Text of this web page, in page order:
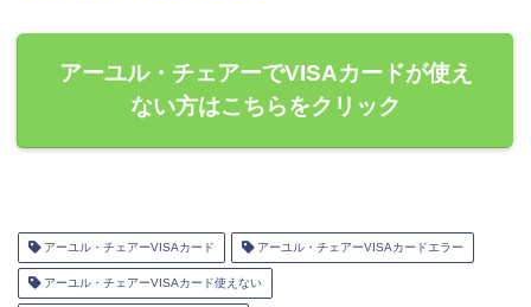
アーユル・チェアーでVISAカードが使え
ない方はこちらをクリック
アーユル・チェアーVISAカード アーユル・チェアーVISAカードエラー
アーユル・チェアーVISAカード使えない